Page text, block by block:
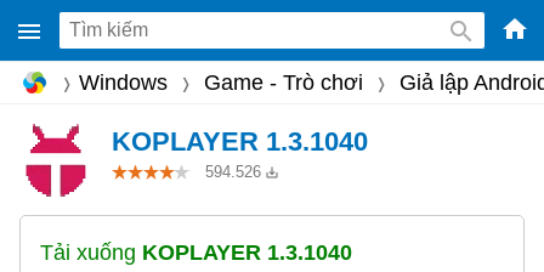
-
Windows Game - Trò chơi Giả lập
KOPLAYER 1.3.1040
594.526
Tải xuống KOPLAYER 1.3.1040